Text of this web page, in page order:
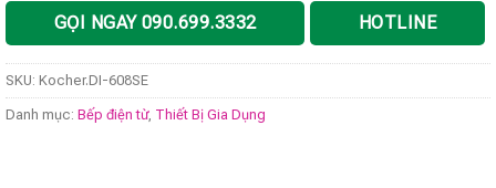
GỌI NGAY 090.699.3332 HOTLINE
SKU: Kocher.DI-608SE
Danh mục: Bếp điện từ, Thiết Bị Gia Dụng